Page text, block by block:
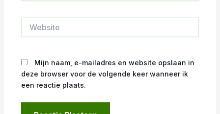
Mijn naam, e-mailadres en website opslaan in
deze browser voor de volgende keer wanneer ik
een reactie plaats.